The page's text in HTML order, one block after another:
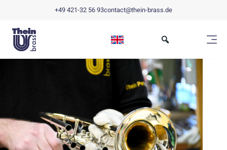
+49 421-32 56 93contact@thein-brass.de